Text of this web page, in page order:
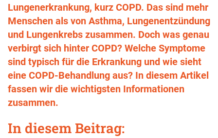
Lungenerkrankung, kurz COPD. Das sind mehr
Menschen als von Asthma, Lungenentzündung
und Lungenkrebs zusammen. Doch was genau
verbirgt sich hinter COPD? Welche Symptome
sind typisch für die Erkrankung und wie sieht
eine COPD-Behandlung aus? In diesem Artikel
fassen wir die wichtigsten Informationen
zusammen.
In diesem Beitrag: